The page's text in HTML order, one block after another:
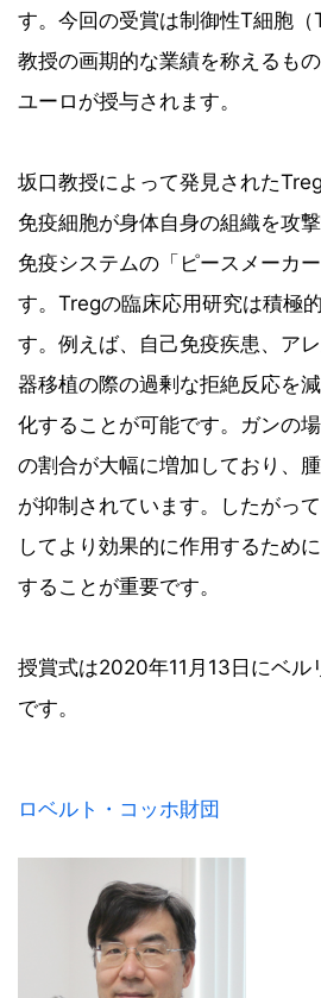
す。今回の受賞は制御性T細胞（
教授の画期的な業績を称えるも
ユーロが授与されます。
坂口教授によって発見された
免疫細胞が身体自身の組織を攻
免疫システムの「ピースメーカ
す。Tregの臨床応用研究は積極
す。例えば、自己免疫疾患、ア
器移植の際の過剰な拒絶反応を
化することが可能です。ガンの
の割合が大幅に増加しており、
が抑制されています。したがっ
してより効果的に作用するため
することが重要です。
授賞式は2020年11月13日にベル
です。
ロベルト・コッホ財団